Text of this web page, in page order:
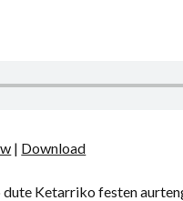
| Download
Ketarriko festen